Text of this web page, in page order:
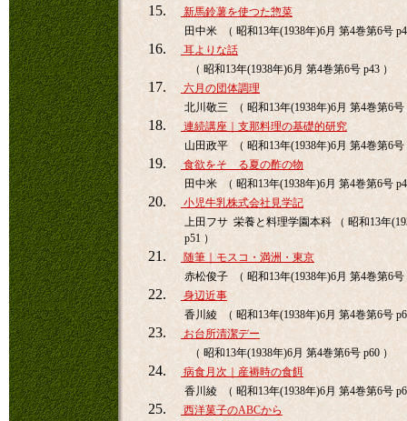
15.
新馬鈴薯を使つた惣菜
田中米 （ 昭和13年(1938年)6月 第4巻第6号
16.
耳よりな話
（ 昭和13年(1938年)6月 第4巻第6号 p43 ）
17.
六月の団体調理
北川敬三 （ 昭和13年(1938年)6月 第4巻第6号
18.
連続講座｜支那料理の基礎的研究
山田政平 （ 昭和13年(1938年)6月 第4巻第6号
19.
食欲をそゝる夏の酢の物
田中米 （ 昭和13年(1938年)6月 第4巻第6号
20.
小児牛乳株式会社見学記
上田フサ 栄養と料理学園本科 （ 昭和13年
p51 ）
21.
随筆｜モスコ・満洲・東京
赤松俊子 （ 昭和13年(1938年)6月 第4巻第6号
22.
身辺近事
香川綾 （ 昭和13年(1938年)6月 第4巻第6号
23.
お台所清潔デー
（ 昭和13年(1938年)6月 第4巻第6号 p60 ）
24.
病食月次｜産褥時の食餌
香川綾 （ 昭和13年(1938年)6月 第4巻第6号
25.
西洋菓子のABCから